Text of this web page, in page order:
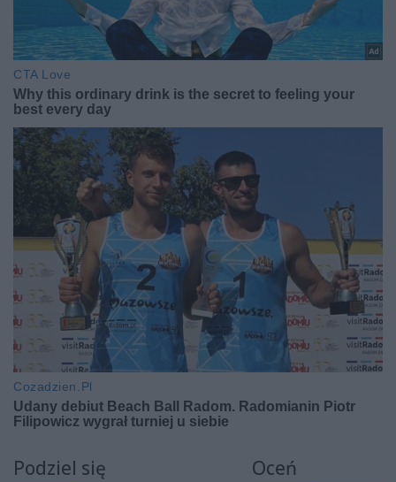
Podziel się Oceń